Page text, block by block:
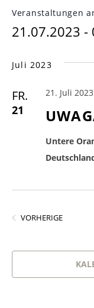
Veranstaltungen
21.07.2023 -
wählen.
Juli 2023
FR.
21
21. Juli
Untere
VORHERIGE